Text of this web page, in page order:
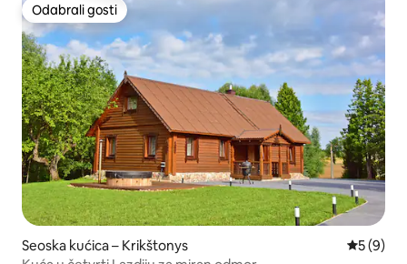
Odabrali gosti
Odabrali gosti
Seoska kućica – Krikštonys
5 (9)